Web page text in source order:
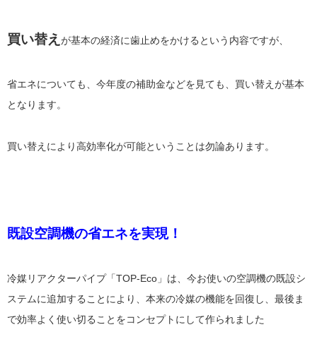
買い替え が基本の経済に歯止めをかけるという内容ですが、
省エネについても、今年度の補助金などを見ても、買い替えが基本
となります。
買い替えにより高効率化が可能ということは勿論あります。
既設空調機の省エネを実現！
冷媒リアクターパイプ「TOP-Eco」は、今お使いの空調機の既設シ
ステムに追加することにより、本来の冷媒の機能を回復し、最後ま
で効率よく使い切ることをコンセプトにして作られました